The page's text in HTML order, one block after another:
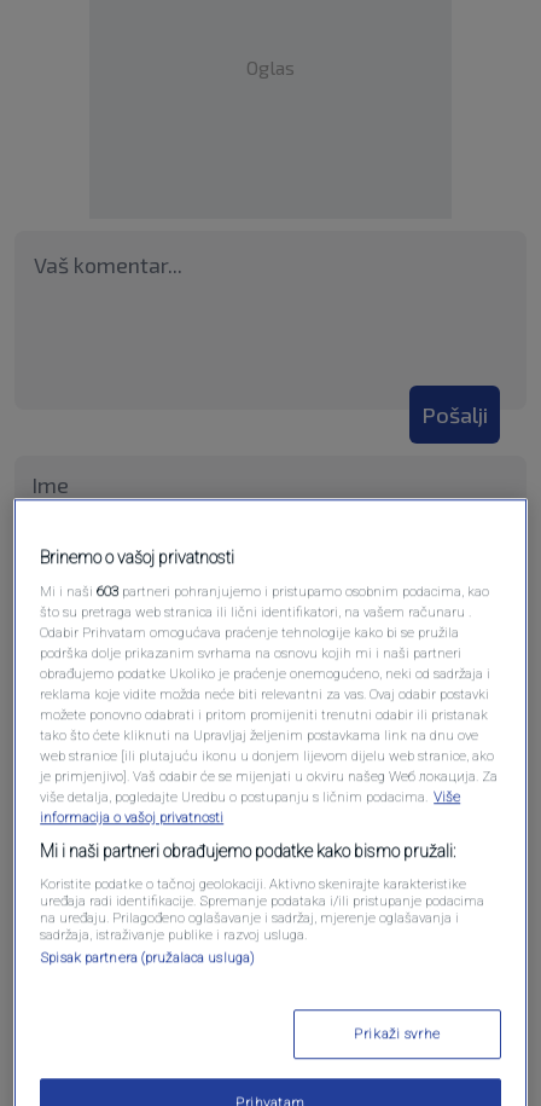
Oglas
Pošalji
Pošalji komentar
Brinemo o vašoj privatnosti
Mi i naši603 partneri pohranjujemo i pristupamo osobnim podacima, kao
što su pretraga web stranica ili lični identifikatori, na vašem računaru .
Odabir Prihvatam omogućava praćenje tehnologije kako bi se pružila
podrška dolje prikazanim svrhama na osnovu kojih mi i naši partneri
obrađujemo podatke Ukoliko je praćenje onemogućeno, neki od sadržaja i
reklama koje vidite možda neće biti relevantni za vas. Ovaj odabir postavki
možete ponovno odabrati i pritom promijeniti trenutni odabir ili pristanak
tako što ćete kliknuti na Upravljaj željenim postavkama link na dnu ove
web stranice [ili plutajuću ikonu u donjem lijevom dijelu web stranice, ako
je primjenjivo]. Vaš odabir će se mijenjati u okviru našeg Wеб локација. Za
više detalja, pogledajte Uredbu o postupanju s ličnim podacima. Više
informacija o vašoj privatnosti
Mi i naši partneri obrađujemo podatke kako bismo pružali:
Koristite podatke o tačnoj geolokaciji. Aktivno skenirajte karakteristike
uređaja radi identifikacije. Spremanje podataka i/ili pristupanje podacima
na uređaju. Prilagođeno oglašavanje i sadržaj, mjerenje oglašavanja i
sadržaja, istraživanje publike i razvoj usluga.
Spisak partnera (pružalaca usluga)
Prikaži svrhe